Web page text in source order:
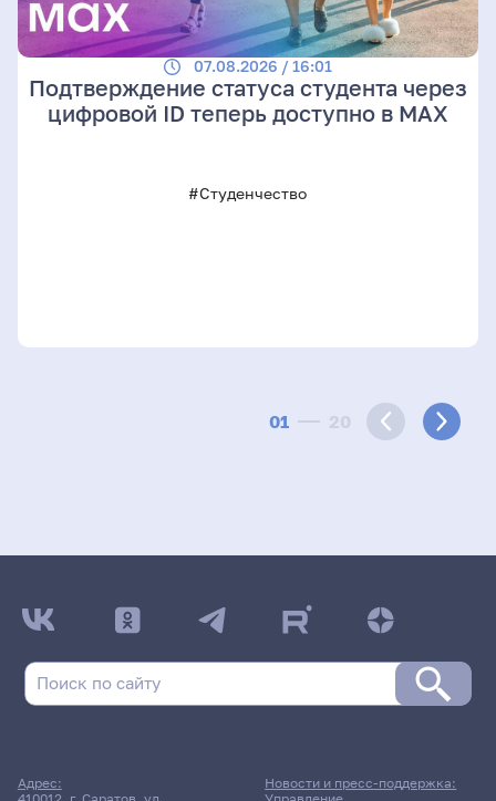
01 20
07.08.2026 / 16:01
Подтверждение статуса студента через
цифровой ID теперь доступно в МАХ
#Студенчество
Адрес:
Новости и пресс-поддержка: